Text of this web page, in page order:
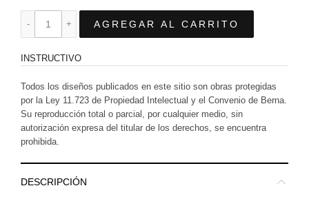
AGREGAR AL CARRITO
INSTRUCTIVO
Todos los diseños publicados en este sitio son obras protegidas
por la Ley 11.723 de Propiedad Intelectual y el Convenio de Berna.
Su reproducción total o parcial, por cualquier medio, sin
autorización expresa del titular de los derechos, se encuentra
prohibida.
DESCRIPCIÓN